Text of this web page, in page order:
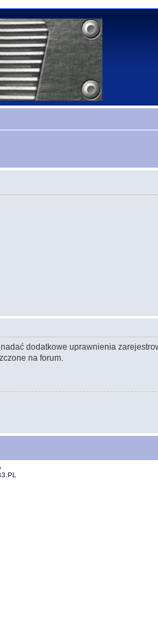
dodatkowe uprawnienia
na forum.